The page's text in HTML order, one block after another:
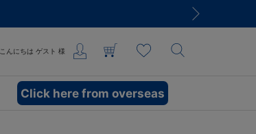
こんにちは ゲスト 様
Click here from overseas